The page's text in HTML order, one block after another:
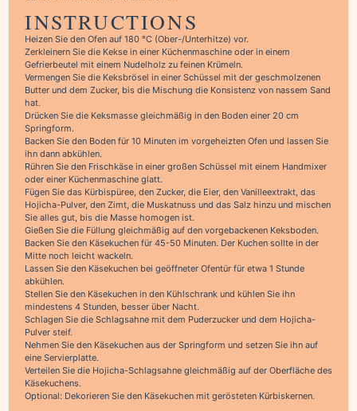
INSTRUCTIONS
Heizen Sie den Ofen auf 180 °C (Ober-/Unterhitze) vor.
Zerkleinern Sie die Kekse in einer Küchenmaschine oder in einem
Gefrierbeutel mit einem Nudelholz zu feinen Krümeln.
Vermengen Sie die Keksbrösel in einer Schüssel mit der geschmolzenen
Butter und dem Zucker, bis die Mischung die Konsistenz von nassem Sand
hat.
Drücken Sie die Keksmasse gleichmäßig in den Boden einer 20 cm
Springform.
Backen Sie den Boden für 10 Minuten im vorgeheizten Ofen und lassen Sie
ihn dann abkühlen.
Rühren Sie den Frischkäse in einer großen Schüssel mit einem Handmixer
oder einer Küchenmaschine glatt.
Fügen Sie das Kürbispüree, den Zucker, die Eier, den Vanilleextrakt, das
Hojicha-Pulver, den Zimt, die Muskatnuss und das Salz hinzu und mischen
Sie alles gut, bis die Masse homogen ist.
Gießen Sie die Füllung gleichmäßig auf den vorgebackenen Keksboden.
Backen Sie den Käsekuchen für 45-50 Minuten. Der Kuchen sollte in der
Mitte noch leicht wackeln.
Lassen Sie den Käsekuchen bei geöffneter Ofentür für etwa 1 Stunde
abkühlen.
Stellen Sie den Käsekuchen in den Kühlschrank und kühlen Sie ihn
mindestens 4 Stunden, besser über Nacht.
Schlagen Sie die Schlagsahne mit dem Puderzucker und dem Hojicha-
Pulver steif.
Nehmen Sie den Käsekuchen aus der Springform und setzen Sie ihn auf
eine Servierplatte.
Verteilen Sie die Hojicha-Schlagsahne gleichmäßig auf der Oberfläche des
Käsekuchens.
Optional: Dekorieren Sie den Käsekuchen mit gerösteten Kürbiskernen.